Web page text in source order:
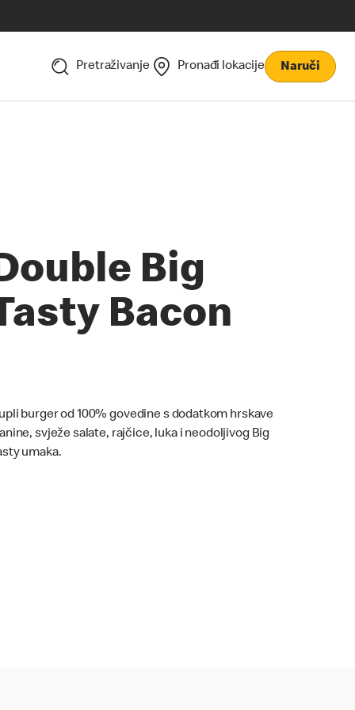
Pretraživanje Pronađi lokacije Naruči
Big
Bacon
burger od 100% govedine s dodatkom hrskave
svježe salate, rajčice, luka i neodoljivog Big
umaka.